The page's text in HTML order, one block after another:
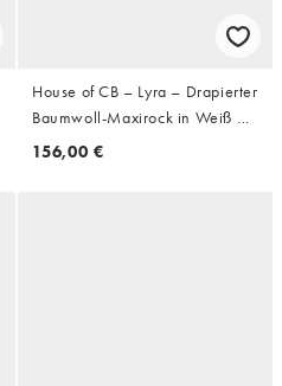
House of CB – Lyra – Drapierter
Baumwoll-Maxirock in Weiß mit
v-förmigem Ausschnitt hinten
156,00 €